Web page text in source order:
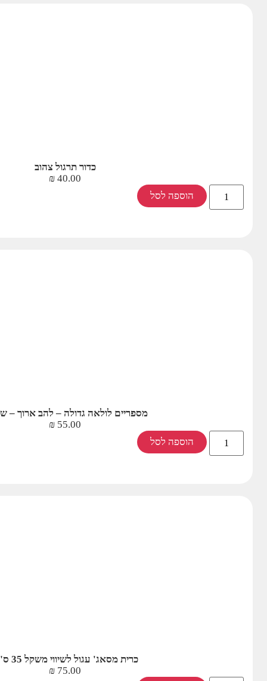
כדור תרגול צהוב
40.00
₪
הוספה לסל
מספריים לולאה גדולה – להב ארוך –
55.00
₪
הוספה לסל
כרית מסאג' עגול לשיווי משקל 35 ס"מ
75.00
₪